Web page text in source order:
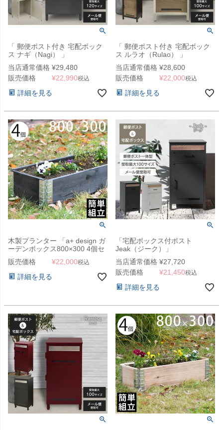
「 郵便ポスト付き 宅配ボック
ス ナギ（Nagi） 」
当店通常価格 ¥29,480
販売価格
¥22,990税込
詳細を見る
「 郵便ポスト付き 宅配ボック
ス ルラオ（Rulao） 」
当店通常価格 ¥28,600
販売価格
¥22,000税込
詳細を見る
木製プランター 「a+ design ガ
ーデンボックス800×300 4個セ
ット ブラック」
販売価格 ¥22,000税込
詳細を見る
「宅配ボックス付ポスト
Jeak（ジーク）」
当店通常価格 ¥27,720
販売価格
¥21,450税込
詳細を見る